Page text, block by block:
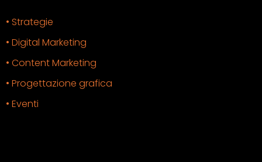
• Strategie
• Digital Marketing
• Content Marketing
• Progettazione grafica
• Eventi